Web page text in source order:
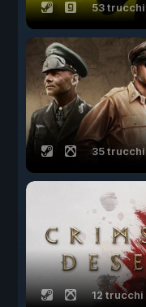
53 trucchi
35 trucchi
12 trucchi